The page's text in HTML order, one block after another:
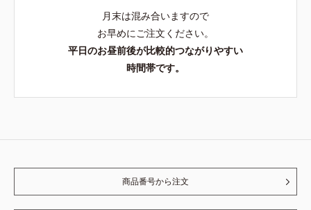
月末は混み合いますので
お早めにご注文ください。
平日のお昼前後が比較的つながりやすい
時間帯です。
商品番号から注文